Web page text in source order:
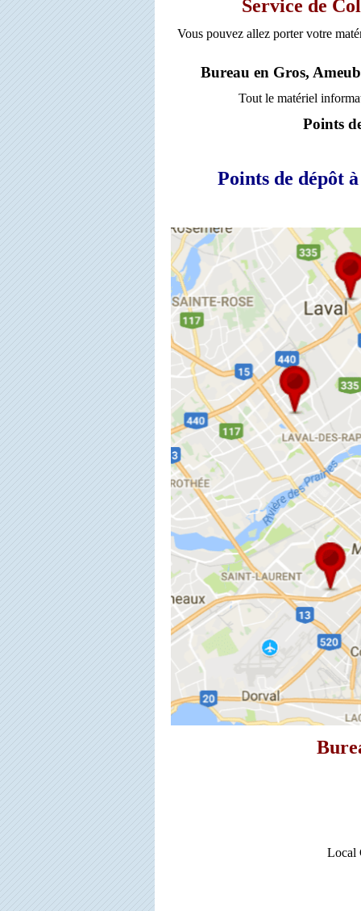
Service de
Vous pouvez allez porter votre
Bureau en Gros,
Tout le matériel
Points
Points de dépôt
Local